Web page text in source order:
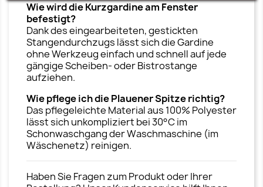
Wie wird die Kurzgardine am Fenster
befestigt?
Dank des eingearbeiteten, gestickten
Stangendurchzugs lässt sich die Gardine
ohne Werkzeug einfach und schnell auf jede
gängige Scheiben- oder Bistrostange
aufziehen.
Wie pflege ich die Plauener Spitze richtig?
Das pflegeleichte Material aus 100% Polyester
lässt sich unkompliziert bei 30°C im
Schonwaschgang der Waschmaschine (im
Wäschenetz) reinigen.
Haben Sie Fragen zum Produkt oder Ihrer